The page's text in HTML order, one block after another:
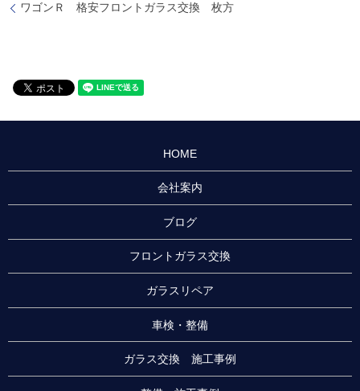
ワゴンＲ 格安フロントガラス交換 枚方
HOME
会社案内
ブログ
フロントガラス交換
ガラスリペア
車検・整備
ガラス交換 施工事例